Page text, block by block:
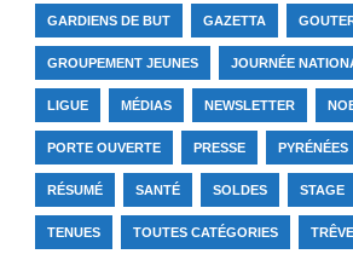
GARDIENS DE BUT GAZETTA
GROUPEMENT JEUNES JOURNÉE
LIGUE MÉDIAS NEWSLETTER
PORTE OUVERTE PRESSE PYRÉNÉES
RÉSUMÉ SANTÉ SOLDES STAGE
TENUES TOUTES CATÉGORIES TRÊVE